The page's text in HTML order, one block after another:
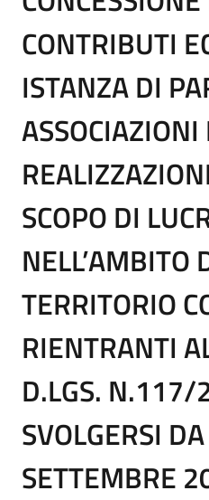
CONTRIBUTI
ISTANZA DI
ASSOCIAZIONI
SCOPO DI
NELL’AMBITO
TERRITORIO
RIENTRANTI
D.LGS.
SVOLGERSI
SETTEMBRE